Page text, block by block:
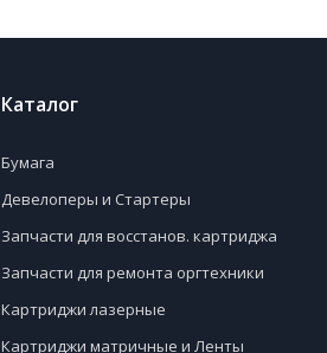
Каталог
Бумага
Девелоперы и Стартеры
Запчасти для восстанов. картриджа
Запчасти для ремонта оргтехники
Картриджи лазерные
Картриджи матричные и Ленты